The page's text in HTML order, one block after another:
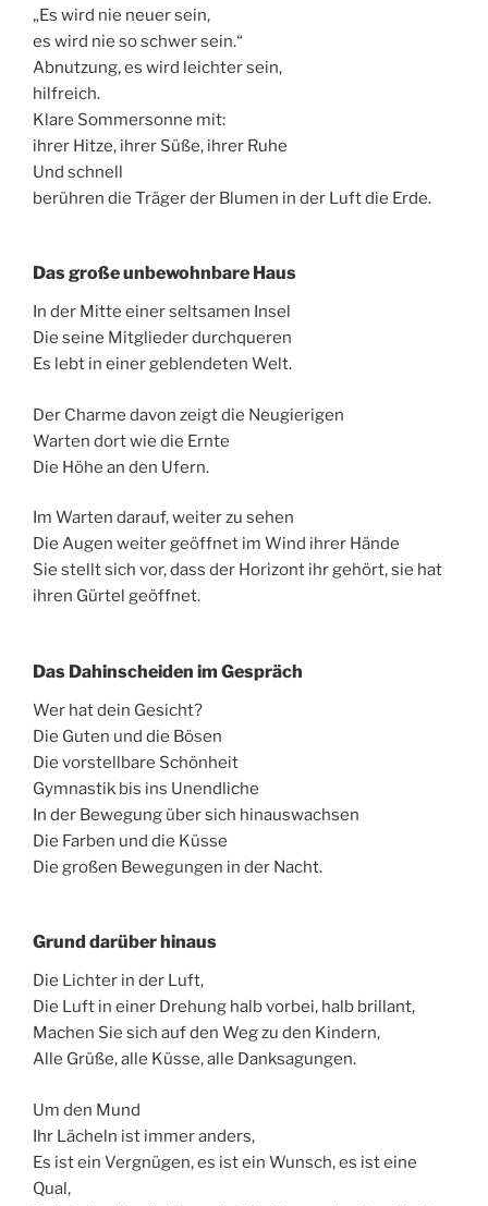
„Es wird nie neuer sein,
es wird nie so schwer sein.“
Abnutzung, es wird leichter sein,
hilfreich.
Klare Sommersonne mit:
ihrer Hitze, ihrer Süße, ihrer Ruhe
Und schnell
berühren die Träger der Blumen in der Luft die Erde.
Das große unbewohnbare Haus
In der Mitte einer seltsamen Insel
Die seine Mitglieder durchqueren
Es lebt in einer geblendeten Welt.
Der Charme davon zeigt die Neugierigen
Warten dort wie die Ernte
Die Höhe an den Ufern.
Im Warten darauf, weiter zu sehen
Die Augen weiter geöffnet im Wind ihrer Hände
Sie stellt sich vor, dass der Horizont ihr gehört, sie hat
ihren Gürtel geöffnet.
Das Dahinscheiden im Gespräch
Wer hat dein Gesicht?
Die Guten und die Bösen
Die vorstellbare Schönheit
Gymnastik bis ins Unendliche
In der Bewegung über sich hinauswachsen
Die Farben und die Küsse
Die großen Bewegungen in der Nacht.
Grund darüber hinaus
Die Lichter in der Luft,
Die Luft in einer Drehung halb vorbei, halb brillant,
Machen Sie sich auf den Weg zu den Kindern,
Alle Grüße, alle Küsse, alle Danksagungen.
Um den Mund
Ihr Lächeln ist immer anders,
Es ist ein Vergnügen, es ist ein Wunsch, es ist eine
Qual,